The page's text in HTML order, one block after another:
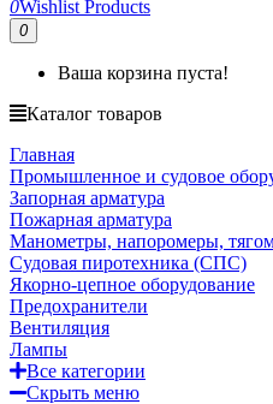
0Wishlist Products
0
Ваша корзина пуста!
Каталог товаров
Главная
Промышленное и судовое
Запорная арматура
Пожарная арматура
Манометры, напоромеры,
Судовая пиротехника (СПС)
Якорно-цепное оборудование
Предохранители
Вентиляция
Лампы
Все категории
Скрыть меню